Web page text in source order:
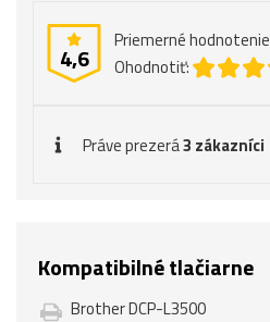
4,6
Priemerné hodnotenie
Ohodnotiť:
Práve prezerá3 zákazníci
Kompatibilné tlačiarne
Brother DCP-L3500